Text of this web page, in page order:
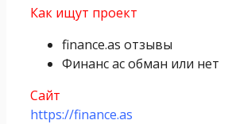
Как ищут проект
finance.as отзывы
Финанс ас обман или нет
Сайт
https://finance.as